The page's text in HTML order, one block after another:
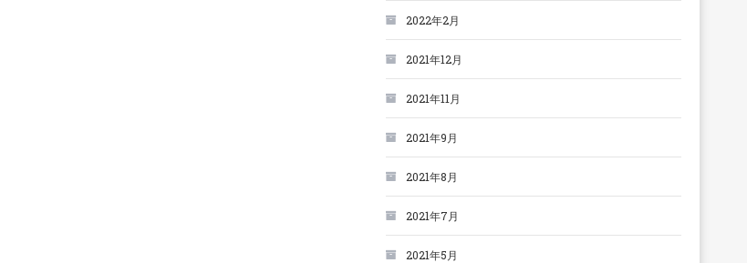
2022年2月
2021年12月
2021年11月
2021年9月
2021年8月
2021年7月
2021年5月